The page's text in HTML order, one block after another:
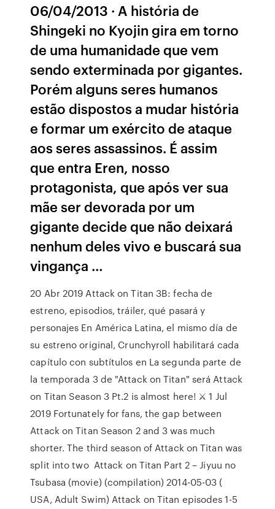
06/04/2013 · A história de
Shingeki no Kyojin gira em torno
de uma humanidade que vem
sendo exterminada por gigantes.
Porém alguns seres humanos
estão dispostos a mudar história
e formar um exército de ataque
aos seres assassinos. É assim
que entra Eren, nosso
protagonista, que após ver sua
mãe ser devorada por um
gigante decide que não deixará
nenhum deles vivo e buscará sua
vingança …
20 Abr 2019 Attack on Titan 3B: fecha de
estreno, episodios, tráiler, qué pasará y
personajes En América Latina, el mismo día de
su estreno original, Crunchyroll habilitará cada
capítulo con subtítulos en La segunda parte de
la temporada 3 de "Attack on Titan" será Attack
on Titan Season 3 Pt.2 is almost here! ⚔ 1 Jul
2019 Fortunately for fans, the gap between
Attack on Titan Season 2 and 3 was much
shorter. The third season of Attack on Titan was
split into two Attack on Titan Part 2 – Jiyuu no
Tsubasa (movie) (compilation) 2014-05-03 (
USA, Adult Swim) Attack on Titan episodes 1-5